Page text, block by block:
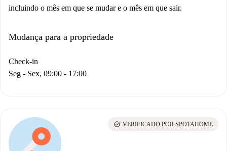
incluindo o mês em que se mudar e o mês em que sair.
Mudança para a propriedade
Check-in
Seg - Sex, 09:00 - 17:00
check_circle VERIFICADO POR SPOTAHOME